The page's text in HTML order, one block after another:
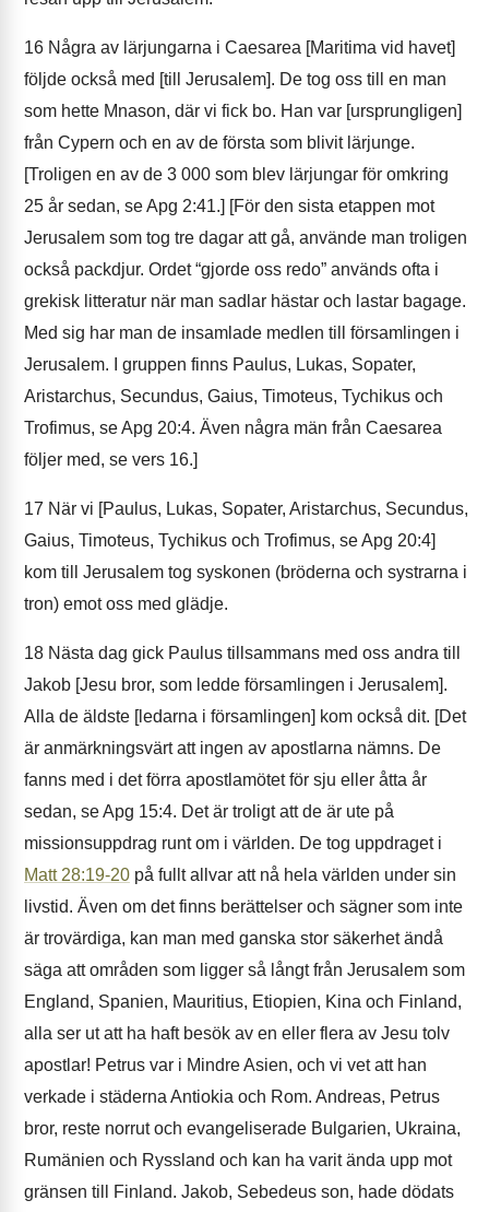
16 Några av lärjungarna i Caesarea [Maritima vid havet]
följde också med [till Jerusalem]. De tog oss till en man
som hette Mnason, där vi fick bo. Han var [ursprungligen]
från Cypern och en av de första som blivit lärjunge.
[Troligen en av de 3 000 som blev lärjungar för omkring
25 år sedan, se Apg 2:41.] [För den sista etappen mot
Jerusalem som tog tre dagar att gå, använde man troligen
också packdjur. Ordet “gjorde oss redo” används ofta i
grekisk litteratur när man sadlar hästar och lastar bagage.
Med sig har man de insamlade medlen till församlingen i
Jerusalem. I gruppen finns Paulus, Lukas, Sopater,
Aristarchus, Secundus, Gaius, Timoteus, Tychikus och
Trofimus, se Apg 20:4. Även några män från Caesarea
följer med, se vers 16.]
17 När vi [Paulus, Lukas, Sopater, Aristarchus, Secundus,
Gaius, Timoteus, Tychikus och Trofimus, se Apg 20:4]
kom till Jerusalem tog syskonen (bröderna och systrarna i
tron) emot oss med glädje.
18 Nästa dag gick Paulus tillsammans med oss andra till
Jakob [Jesu bror, som ledde församlingen i Jerusalem].
Alla de äldste [ledarna i församlingen] kom också dit. [Det
är anmärkningsvärt att ingen av apostlarna nämns. De
fanns med i det förra apostlamötet för sju eller åtta år
sedan, se Apg 15:4. Det är troligt att de är ute på
missionsuppdrag runt om i världen. De tog uppdraget i
Matt 28:19-20 på fullt allvar att nå hela världen under sin
livstid. Även om det finns berättelser och sägner som inte
är trovärdiga, kan man med ganska stor säkerhet ändå
säga att områden som ligger så långt från Jerusalem som
England, Spanien, Mauritius, Etiopien, Kina och Finland,
alla ser ut att ha haft besök av en eller flera av Jesu tolv
apostlar! Petrus var i Mindre Asien, och vi vet att han
verkade i städerna Antiokia och Rom. Andreas, Petrus
bror, reste norrut och evangeliserade Bulgarien, Ukraina,
Rumänien och Ryssland och kan ha varit ända upp mot
gränsen till Finland. Jakob, Sebedeus son, hade dödats